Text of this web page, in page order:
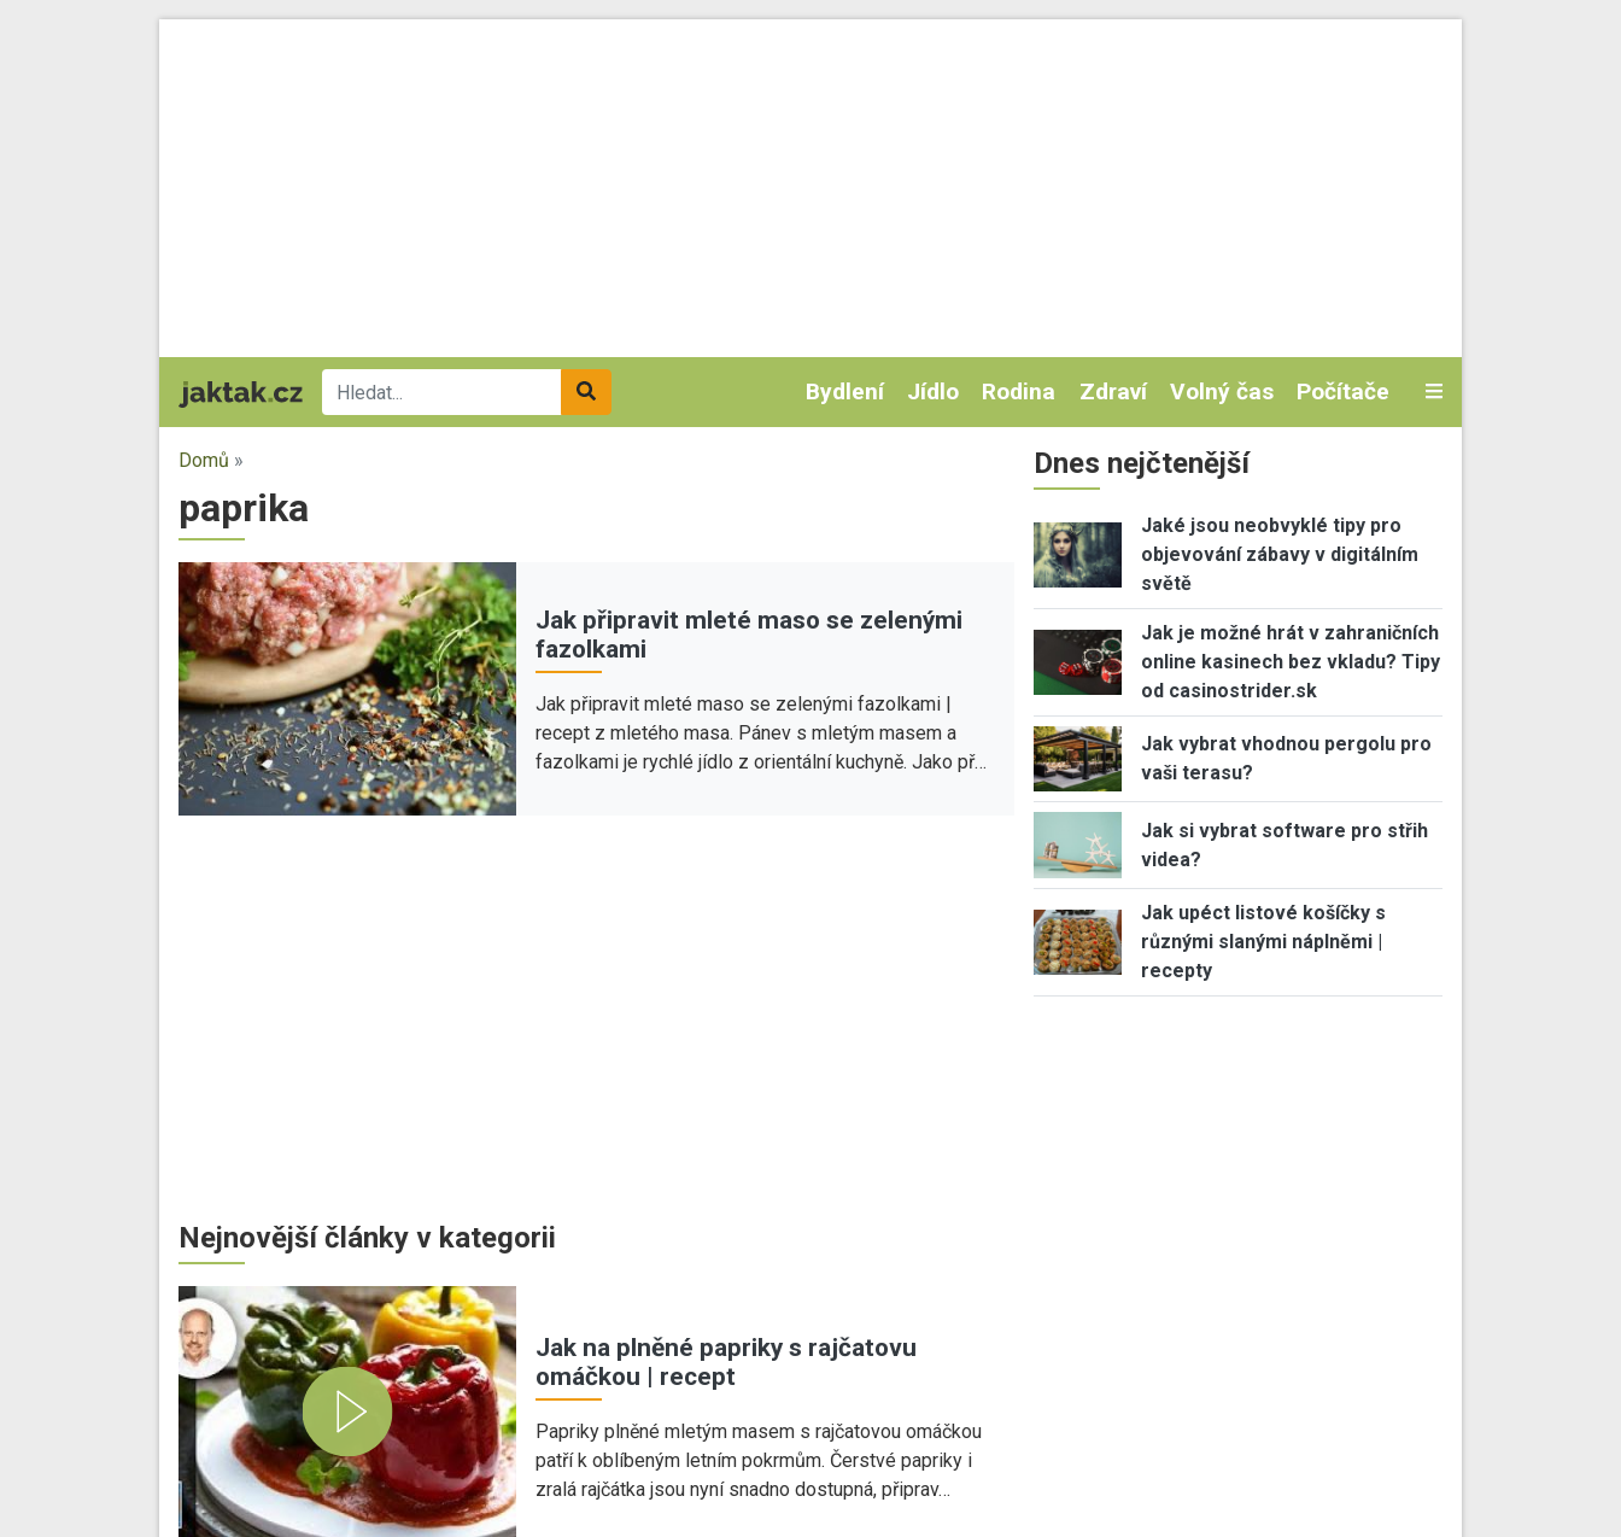
Bydlení Jídlo Rodina Zdraví Volný čas Počítače
Domů »
paprika
Jak připravit mleté maso se zelenými
fazolkami
Jak připravit mleté maso se zelenými fazolkami |
recept z mletého masa. Pánev s mletým masem a
fazolkami je rychlé jídlo z orientální kuchyně. Jako př…
Nejnovější články v kategorii
Jak na plněné papriky s rajčatovu
omáčkou | recept
Papriky plněné mletým masem s rajčatovou omáčkou
patří k oblíbeným letním pokrmům. Čerstvé papriky i
zralá rajčátka jsou nyní snadno dostupná, připrav…
Dnes nejčtenější
Jaké jsou neobvyklé tipy pro
objevování zábavy v digitálním
světě
Jak je možné hrát v zahraničních
online kasinech bez vkladu? Tipy
od casinostrider.sk
Jak vybrat vhodnou pergolu pro
vaši terasu?
Jak si vybrat software pro střih
videa?
Jak upéct listové košíčky s
různými slanými náplněmi |
recepty